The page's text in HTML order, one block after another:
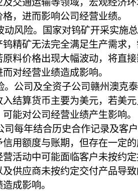
及交通运输等领域，宏观经济
，进而影响公司经营业绩。
风险。国家对钨矿开采实施
精矿无法完全满足生产需求
料价格出现大幅波动，将直
对经营业绩造成影响。
公司及全资子公司赣州澳克
结算货币主要为美元，若美
能对公司经营业绩产生影响。
每年结合历史合作记录及客
用额度与账期，但存在一定
活动中可能面临客户未按约
供应商未按约定交付产品导
成影响。